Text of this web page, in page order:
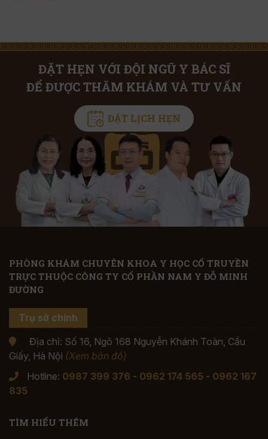
ĐẶT HẸN VỚI ĐỘI NGŨ Y BÁC SĨ
ĐỂ ĐƯỢC THĂM KHÁM VÀ TƯ VẤN
ĐẶT LỊCH HẸN
PHÒNG KHÁM CHUYÊN KHOA Y HỌC CỔ TRUYỀN
TRỰC THUỘC CÔNG TY CỔ PHẦN NAM Y ĐỖ MINH
ĐƯỜNG
Trụ sở chính
Địa chỉ: Số 16, Ngõ 168 Nguyễn Khánh Toàn, Cầu
Giấy, Hà Nội (Xem bản đồ)
Hotline: 0987 399 376 - 0962 174 565 - 0962 167
835
TÌM HIỂU THÊM